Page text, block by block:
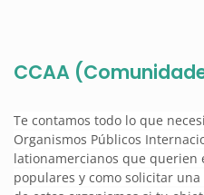
CCAA
Te contamos todo lo que
Organismos Públicos
lationamercianos que querien
populares y como solicitar